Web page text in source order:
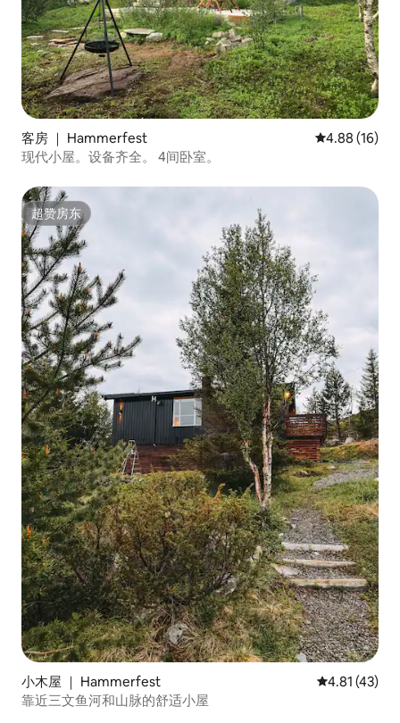
客房 ｜ Hammerfest 平均评分
4.88 (16)
现代小屋。设备齐全。 4间卧室。
超赞房东
超赞房东
小木屋 ｜ Hammerfest 平均评分
4.81 (43)
靠近三文鱼河和山脉的舒适小屋